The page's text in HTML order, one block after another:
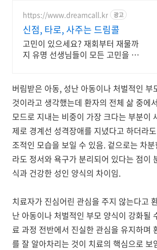
https://www.dreamcall.kr 광고
신점, 타로, 사주는 드림콜
고민이 있으세요? 재회부터 재물까
지 유명 선생님들이 모든 고민을 해
버림받은 아동, 성난 아동이나 처벌적인 부
것이라고 생각했는데 환자의 전체 삶 중에
모드로 지내는 비중이 가장 크다는 부분이
제로 경계선 성격장애를 지녔다고 하더라
조적인 모습을 보일 수 있음. 겉으로는 차
라도 정서와 욕구가 분리되어 있다는 점이
식과 건강한 성인 양식의 차이임.
치료자가 진심어린 관심을 주지 않는다고
난 아동이나 처벌적인 부모 양식이 강화될
료 과정 전반에서 진실한 관심을 유지하며
를 잘 알아차리는 것이 치료의 핵심으로 보